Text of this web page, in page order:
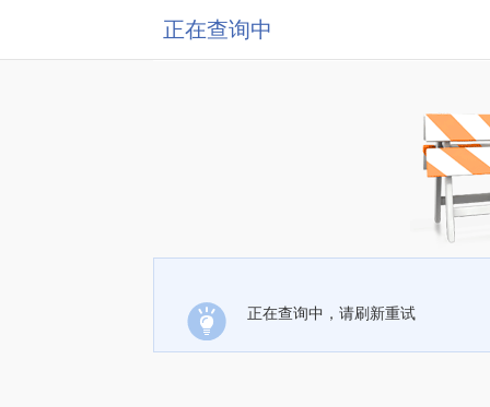
正在查询中
正在查询中，请刷新重试